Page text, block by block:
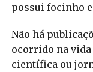
possui focinho
Não há
ocorrido na vida
científica ou